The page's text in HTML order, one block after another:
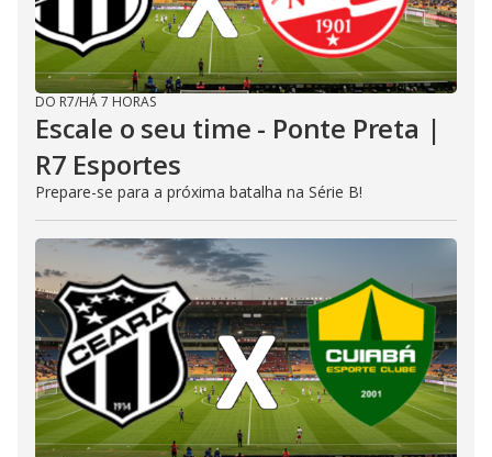
DO R7/HÁ 7 HORAS
Escale o seu time - Ponte Preta |
R7 Esportes
Prepare-se para a próxima batalha na Série B!